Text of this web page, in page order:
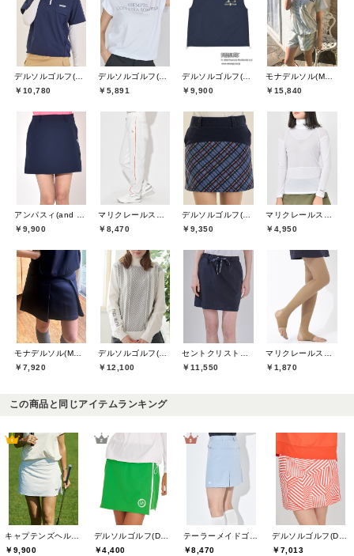
￥10,780
￥5,891
￥9,900
￥15,840
￥9,900
￥8,470
￥9,350
￥4,950
￥7,920
￥12,100
￥11,550
￥1,870
この商品と同じアイテムランキング
キャプテンズヘルムゴルフ(Captains Helm Golf)
￥9,900
デルソルゴルフ(DELSOL GOLF)
￥4,400
テーラーメイドゴルフ(TaylorMade Golf)
￥8,470
デルソルゴルフ(DELSOL GOLF)
￥7,013